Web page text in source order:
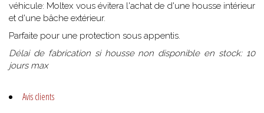
véhicule: Moltex vous évitera l'achat de d'une housse intérieur
et d'une bâche extérieur.
Parfaite pour une protection sous appentis.
Délai de fabrication si housse non disponible en stock: 10
jours max
Avis clients